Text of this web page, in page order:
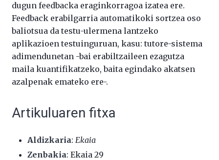
dugun feedbacka eraginkorragoa izatea ere.
Feedback erabilgarria automatikoki sortzea oso
baliotsua da testu-ulermena lantzeko
aplikazioen testuinguruan, kasu: tutore-sistema
adimendunetan -bai erabiltzaileen ezagutza
maila kuantifikatzeko, baita egindako akatsen
azalpenak emateko ere-.
Artikuluaren fitxa
Aldizkaria: Ekaia
Zenbakia: Ekaia 29